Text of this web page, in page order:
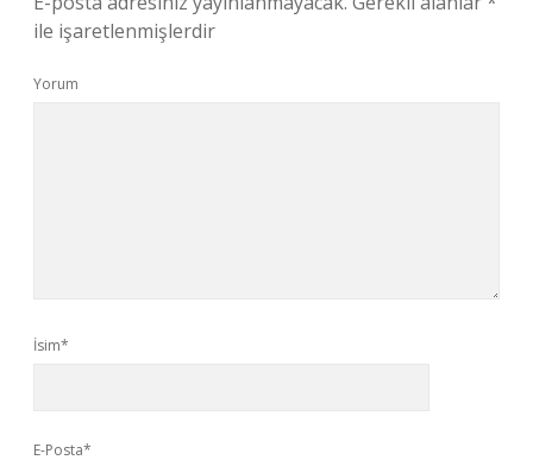
ile işaretlenmişlerdir
Yorum
İsim*
E-Posta*